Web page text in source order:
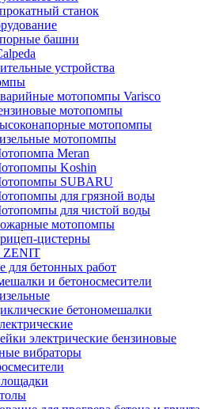
станок
башни
устройства
мотопомпы Varisco
мотопомпы
мотопомпы
мотопомпы
Meran
Koshin
SUBARU
для грязной воды
для чистой воды
мотопомпы
цистерны
ZENIT
для бетонных работ
и бетоносмесители
бетономешалки
электрические бензиновые
вибраторы